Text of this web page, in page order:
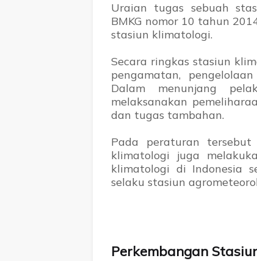
Uraian tugas sebuah
BMKG nomor 10 tahun
stasiun klimatologi.
Secara ringkas stasiun
pengamatan,
Dalam menunjang
melaksanakan
dan tugas tambahan.
Pada peraturan
klimatologi juga
klimatologi di Indonesia
selaku stasiun
Perkembangan